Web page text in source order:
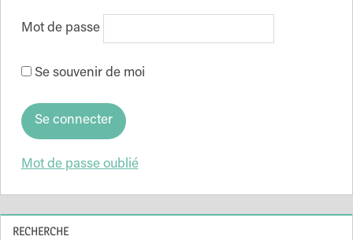
Mot de passe
Se souvenir de moi
Mot de passe oublié
RECHERCHE